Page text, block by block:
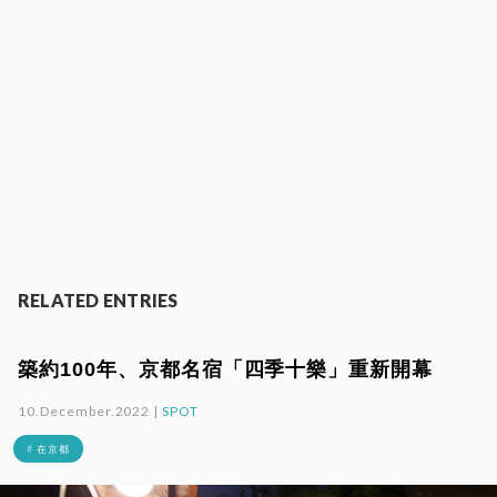
RELATED ENTRIES
築約100年、京都名宿「四季十樂」重新開幕
10.December.2022 |SPOT
# 在京都